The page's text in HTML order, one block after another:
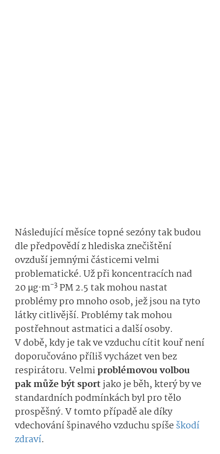
Následující měsíce topné sezóny tak budou
dle předpovědí z hlediska znečištění
ovzduší jemnými částicemi velmi
problematické. Už při koncentracích nad
20 µg·m−3PM 2.5 tak mohou nastat
problémy pro mnoho osob, jež jsou na tyto
látky citlivější. Problémy tak mohou
postřehnout astmatici a další osoby.
V době, kdy je tak ve vzduchu cítit kouř není
doporučováno příliš vycházet ven bez
respirátoru. Velmiproblémovou volbou
pak může být sportjako je běh, který by ve
standardních podmínkách byl pro tělo
prospěšný. V tomto případě ale díky
vdechování špinavého vzduchu spíšeškodí
zdraví.